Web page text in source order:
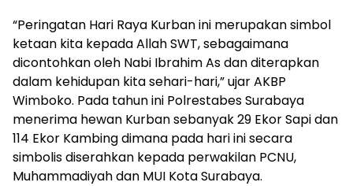
“Peringatan Hari Raya Kurban ini merupakan simbol
ketaan kita kepada Allah SWT, sebagaimana
dicontohkan oleh Nabi Ibrahim As dan diterapkan
dalam kehidupan kita sehari-hari,” ujar AKBP
Wimboko. Pada tahun ini Polrestabes Surabaya
menerima hewan Kurban sebanyak 29 Ekor Sapi dan
114 Ekor Kambing dimana pada hari ini secara
simbolis diserahkan kepada perwakilan PCNU,
Muhammadiyah dan MUI Kota Surabaya.